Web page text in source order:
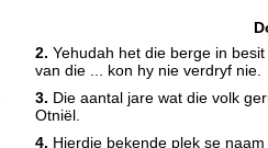
2. Yehudah het die berge in
van die ... kon hy nie verdryf nie.
3. Die aantal jare wat die volk
Otniël.
4. Hierdie bekende plek se